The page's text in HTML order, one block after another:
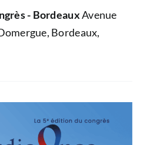
- BordeauxAvenue
Bordeaux,